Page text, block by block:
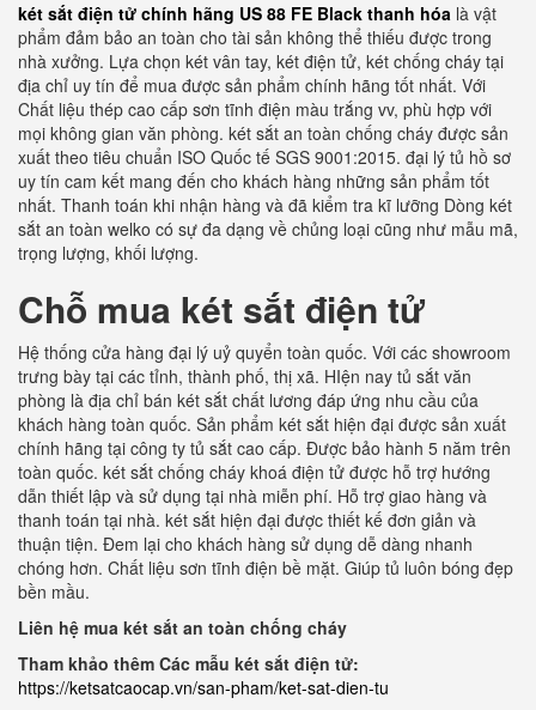
két sắt điện tử chính hãng US 88 FE Black thanh hóa là vật
phẩm đảm bảo an toàn cho tài sản không thể thiếu được trong
nhà xưởng. Lựa chọn két vân tay, két điện tử, két chống cháy tại
địa chỉ uy tín để mua được sản phẩm chính hãng tốt nhất. Với
Chất liệu thép cao cấp sơn tĩnh điện màu trắng vv, phù hợp với
mọi không gian văn phòng. két sắt an toàn chống cháy được sản
xuất theo tiêu chuẩn ISO Quốc tế SGS 9001:2015. đại lý tủ hồ sơ
uy tín cam kết mang đến cho khách hàng những sản phẩm tốt
nhất. Thanh toán khi nhận hàng và đã kiểm tra kĩ lưỡng Dòng két
sắt an toàn welko có sự đa dạng về chủng loại cũng như mẫu mã,
trọng lượng, khối lượng.
Chỗ mua két sắt điện tử
Hệ thống cửa hàng đại lý uỷ quyển toàn quốc. Với các showroom
trưng bày tại các tỉnh, thành phố, thị xã. HIện nay tủ sắt văn
phòng là địa chỉ bán két sắt chất lương đáp ứng nhu cầu của
khách hàng toàn quốc. Sản phẩm két sắt hiện đại được sản xuất
chính hãng tại công ty tủ sắt cao cấp. Được bảo hành 5 năm trên
toàn quốc. két sắt chống cháy khoá điện tử được hỗ trợ hướng
dẫn thiết lập và sử dụng tại nhà miễn phí. Hỗ trợ giao hàng và
thanh toán tại nhà. két sắt hiện đại được thiết kế đơn giản và
thuận tiện. Đem lại cho khách hàng sử dụng dễ dàng nhanh
chóng hơn. Chất liệu sơn tĩnh điện bề mặt. Giúp tủ luôn bóng đẹp
bền mầu.
Liên hệ mua két sắt an toàn chống cháy
Tham khảo thêm Các mẫu két sắt điện tử:
https://ketsatcaocap.vn/san-pham/ket-sat-dien-tu